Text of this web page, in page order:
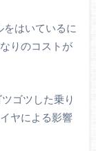
はいているに
りのコストが
ゴツした乗り
ヤによる影響